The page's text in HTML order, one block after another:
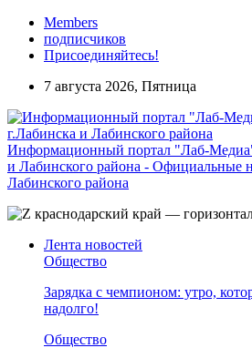
Members
подписчиков
Присоединяйтесь!
7 августа 2026, Пятница
Информационный портал "Лаб-
и Лабинского района - Официальные
Лабинского района
Лента новостей
Общество
Зарядка с чемпионом: утро,
надолго!
Общество